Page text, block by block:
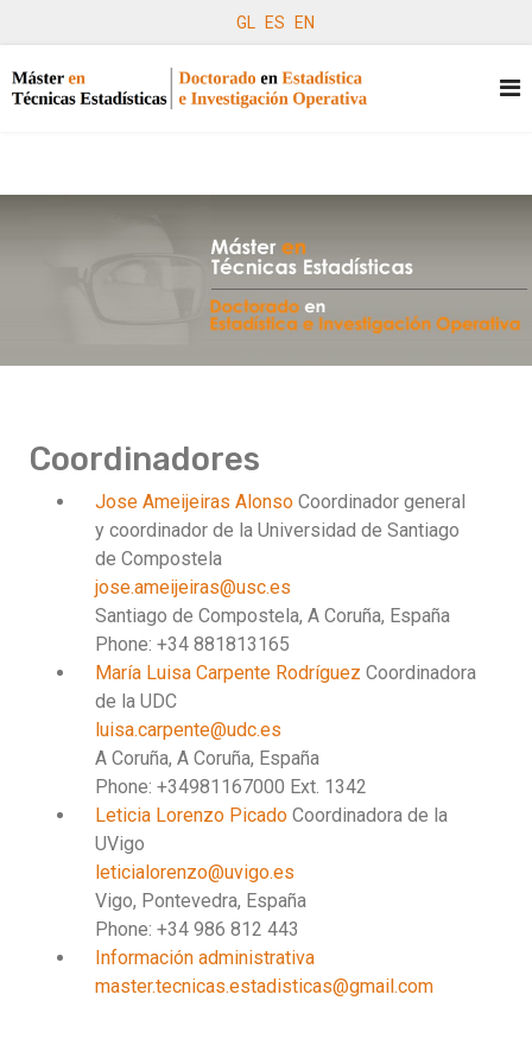
GL ES EN
Coordinadores
Jose Ameijeiras Alonso Coordinador general
y coordinador de la Universidad de Santiago
de Compostela
jose.ameijeiras@usc.es
Santiago de Compostela, A Coruña, España
Phone: +34 881813165
María Luisa Carpente Rodríguez Coordinadora
de la UDC
luisa.carpente@udc.es
A Coruña, A Coruña, España
Phone: +34981167000 Ext. 1342
Leticia Lorenzo Picado Coordinadora de la
UVigo
leticialorenzo@uvigo.es
Vigo, Pontevedra, España
Phone: +34 986 812 443
Información administrativa
master.tecnicas.estadisticas@gmail.com